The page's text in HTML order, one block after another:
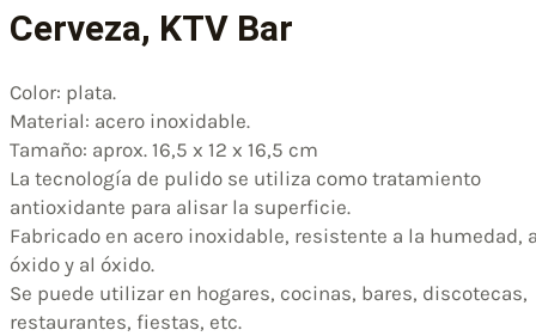
Cerveza, KTV Bar
Color: plata.
Material: acero inoxidable.
Tamaño: aprox. 16,5 x 12 x 16,5 cm
La tecnología de pulido se utiliza como tratamiento
antioxidante para alisar la superficie.
Fabricado en acero inoxidable, resistente a la humedad,
óxido y al óxido.
Se puede utilizar en hogares, cocinas, bares, discotecas,
restaurantes, fiestas, etc.